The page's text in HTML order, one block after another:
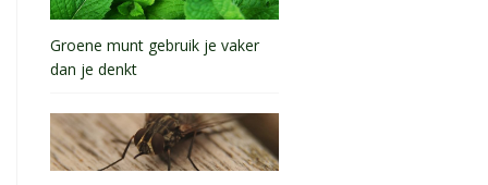
Groene munt gebruik je vaker
dan je denkt